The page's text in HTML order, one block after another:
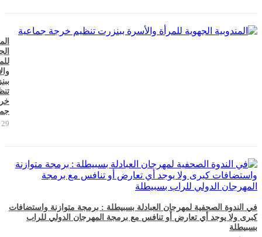
29 يوليو 2026
في الندوة الصحفية لمهرجان العبادلة بسبيطلة : برمجة متوازنة واستضافات
كبرى ولا يوجد أي تعارض أو تنافس مع برمجة المهرجان الدولي للراب
بسبيطلة